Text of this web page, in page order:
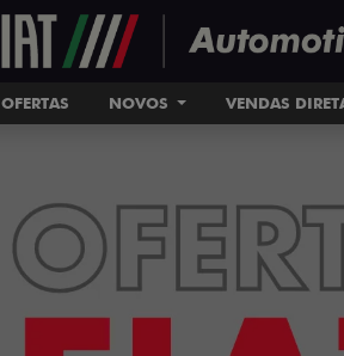
OFERTAS NOVOS VENDAS